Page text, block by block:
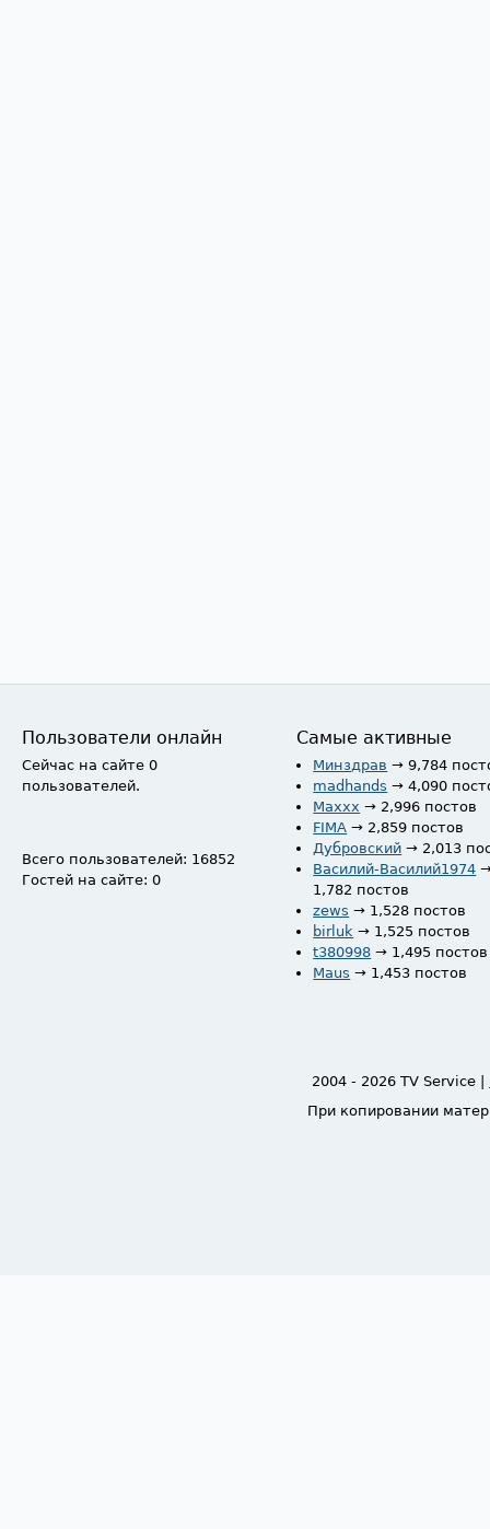
Пользователи онлайн
Сейчас на сайте 0
пользователей.
Всего пользователей: 16852
Гостей на сайте: 0
Самые активные
Минздрав → 9,784
madhands → 4,090
Maxxx → 2,996 постов
FIMA → 2,859 постов
Дубровский → 2,013
Василий-Василий1974
1,782 постов
zews → 1,528 постов
birluk → 1,525 постов
t380998 → 1,495 постов
Maus → 1,453 постов
2004 - 2026 TV Service |
При копировании